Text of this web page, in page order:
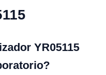
YR05115